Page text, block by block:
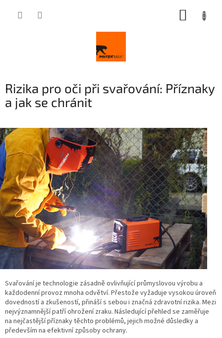
Rizika pro oči při svařování: Příznaky
a jak se chránit
Svařování je technologie zásadně ovlivňující průmyslovou výrobu a
každodenní provoz mnoha odvětví. Přestože vyžaduje vysokou úroveň
dovedností a zkušeností, přináší s sebou i značná zdravotní rizika. Mezi
nejvýznamnější patří ohrožení zraku. Následující přehled se zaměřuje
na nejčastější příznaky těchto problémů, jejich možné důsledky a
především na efektivní způsoby ochrany.